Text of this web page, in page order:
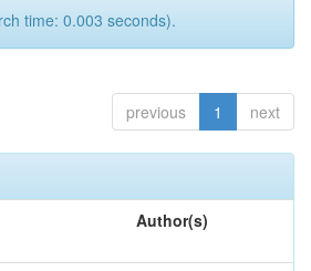
time: 0.003 seconds).
previous 1 next
Author(s)